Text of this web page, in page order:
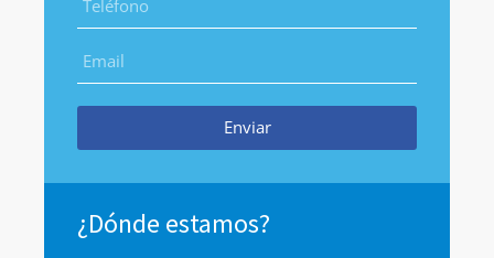
Enviar
¿Dónde estamos?